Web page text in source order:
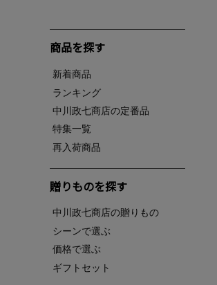
商品を探す
新着商品
ランキング
中川政七商店の定番品
特集一覧
再入荷商品
贈りものを探す
中川政七商店の贈りもの
シーンで選ぶ
価格で選ぶ
ギフトセット